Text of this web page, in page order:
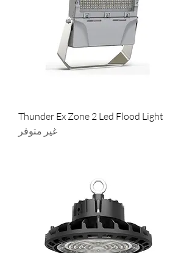
Thunder Ex Zone 2 Led Flood Light
غير متوفر